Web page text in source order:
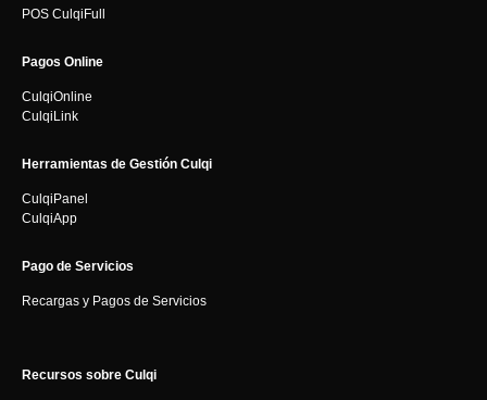
POS CulqiFull
Pagos Online
CulqiOnline
CulqiLink
Herramientas de Gestión Culqi
CulqiPanel
CulqiApp
Pago de Servicios
Recargas y Pagos de Servicios
Recursos sobre Culqi